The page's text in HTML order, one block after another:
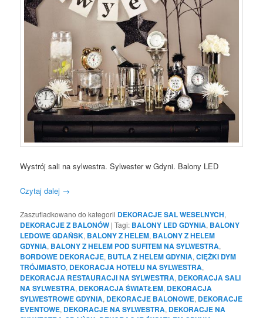
Wystrój sali na sylwestra. Sylwester w Gdyni. Balony LED
Czytaj dalej →
Zaszufladkowano do kategorii DEKORACJE SAL WESELNYCH,
DEKORACJE Z BALONÓW |Tagi: BALONY LED GDYNIA, BALONY
LEDOWE GDAŃSK, BALONY Z HELEM, BALONY Z HELEM
GDYNIA, BALONY Z HELEM POD SUFITEM NA SYLWESTRA,
BORDOWE DEKORACJE, BUTLA Z HELEM GDYNIA,CIĘŻKI DYM
TRÓJMIASTO, DEKORACJA HOTELU NA SYLWESTRA,
DEKORACJA RESTAURACJI NA SYLWESTRA, DEKORACJA SALI
NA SYLWESTRA, DEKORACJA ŚWIATŁEM, DEKORACJA
SYLWESTROWE GDYNIA, DEKORACJE BALONOWE, DEKORACJE
EVENTOWE, DEKORACJE NA SYLWESTRA, DEKORACJE NA